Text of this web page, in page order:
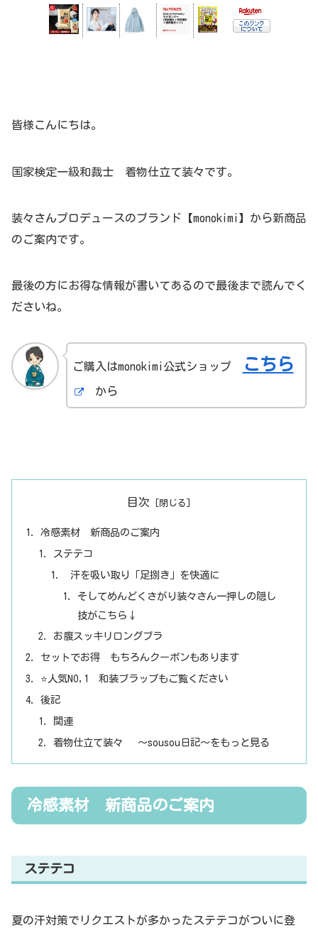
皆様こんにちは。
国家検定一級和裁士 着物仕立て装々です。
装々さんプロデュースのブランド【monokimi】から新商品
のご案内です。
最後の方にお得な情報が書いてあるので最後まで読んでく
ださいね。
ご購入はmonokimi公式ショップ こちら
から
目次
冷感素材 新商品のご案内
ステテコ
汗を吸い取り「足捌き」を快適に
そしてめんどくさがり装々さん一押しの隠し
技がこちら↓
お腹スッキリロングブラ
セットでお得 もちろんクーポンもあります
⭐人気NO,1 和装ブラップもご覧ください
後記
関連
着物仕立て装々 ～sousou日記～をもっと見る
冷感素材 新商品のご案内
ステテコ
夏の汗対策でリクエストが多かったステテコがついに登